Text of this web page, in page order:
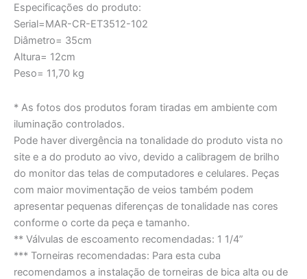
Especificações do produto:
Serial=MAR-CR-ET3512-102
Diâmetro= 35cm
Altura= 12cm
Peso= 11,70 kg
* As fotos dos produtos foram tiradas em ambiente com
iluminação controlados.
Pode haver divergência na tonalidade do produto vista no
site e a do produto ao vivo, devido a calibragem de brilho
do monitor das telas de computadores e celulares. Peças
com maior movimentação de veios também podem
apresentar pequenas diferenças de tonalidade nas cores
conforme o corte da peça e tamanho.
** Válvulas de escoamento recomendadas: 1 1/4”
*** Torneiras recomendadas: Para esta cuba
recomendamos a instalação de torneiras de bica alta ou de